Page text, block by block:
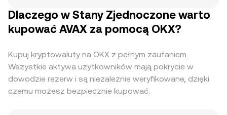
Najbliższa cena w historii $147.04 służy jako
punkt odniesienia dla obecnych ruchów
cenowych i potencjalnych wzrostów. Połączenie
wysokiej kapitalizacji rynkowej, znacznego
dziennego wolumenu i rekordowego poziomu
ATH sugeruje, że jest to główne aktywo cieszące
się dużym zainteresowaniem traderów i wysoką
Dlaczego w Stany Zjednoczone warto
kupować AVAX za pomocą OKX?
Kupuj kryptowaluty na OKX z pełnym zaufaniem.
Wszystkie aktywa użytkowników mają pokrycie w
dowodzie rezerw i są niezależnie weryfikowane, dzięki
czemu możesz bezpiecznie kupować.